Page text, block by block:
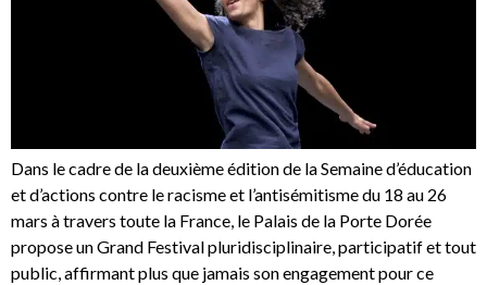
Dans le cadre de la deuxième édition de la Semaine d’éducation
et d’actions contre le racisme et l’antisémitisme du 18 au 26
mars à travers toute la France, le Palais de la Porte Dorée
propose un Grand Festival pluridisciplinaire, participatif et tout
public, affirmant plus que jamais son engagement pour ce